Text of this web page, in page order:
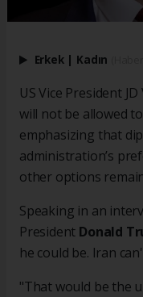
Erkek | Kadın
US Vice President
will not be allowed
emphasizing that
administration’s
other options
Speaking in an
President Donald
he could be. Iran
"That would be the